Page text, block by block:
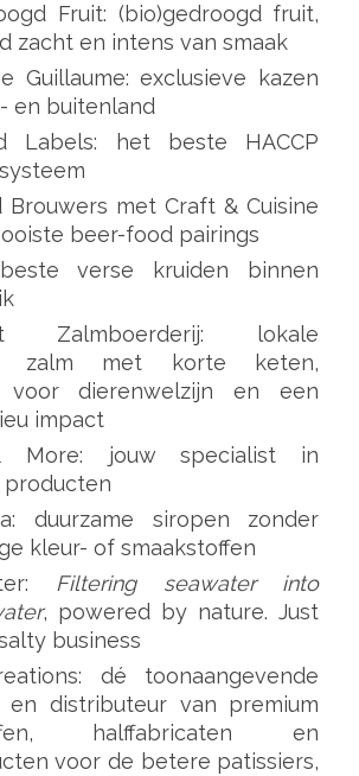
Fruit: (bio)gedroogd fruit,
zacht en intens van smaak
Guillaume: exclusieve kazen
en buitenland
Labels: het beste HACCP
Brouwers met Craft & Cuisine
beer-food pairings
verse kruiden binnen
Zalmboerderij: lokale
zalm met korte keten,
voor dierenwelzijn en een
impact
More: jouw specialist in
producten
duurzame siropen zonder
kleur- of smaakstoffen
Filtering seawater into
, powered by nature. Just
business
dé toonaangevende
en distributeur van premium
halffabricaten en
voor de betere patissiers,